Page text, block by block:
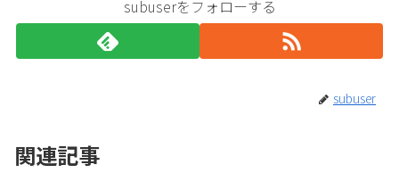
subuserをフォローする
subuser
関連記事